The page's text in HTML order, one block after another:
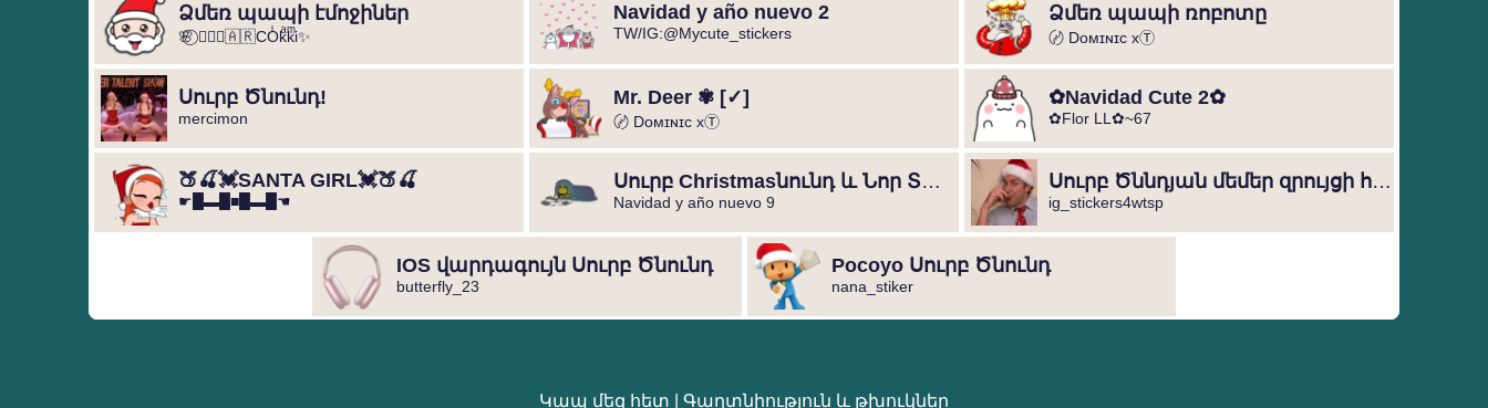
Ձմեռ պապի էմոջիներ
🌸⃝ ❥⃢⃟🇦🇷COͥkͣkͫi✨
Navidad y año nuevo 2
TW/IG:@Mycute_stickers
Ձմեռ պապի ռոբոտը
〄 Dᴏᴍɪɴɪᴄ xⓉ
Սուրբ Ծնունդ!
mercimon
Mr. Deer ✾ [✓]
〄 Dᴏᴍɪɴɪᴄ xⓉ
✿Navidad Cute 2✿
✿Flor LL✿~67
🍑🍒💓SANTA GIRL💓🍑🍒
☛█▬█■█▬█☚
Սուրբ Christmasնունդ և Նոր Տարի 9
Navidad y año nuevo 9
Սուրբ Ծննդյան մեմեր զրույցի համար
ig_stickers4wtsp
IOS վարդագույն Սուրբ Ծնունդ
butterfly_23
Pocoyo Սուրբ Ծնունդ
nana_stiker
Կապ մեզ հետ Գաղտնիություն և թխուկներ